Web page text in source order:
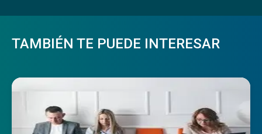
TAMBIÉN TE PUEDE INTERESAR